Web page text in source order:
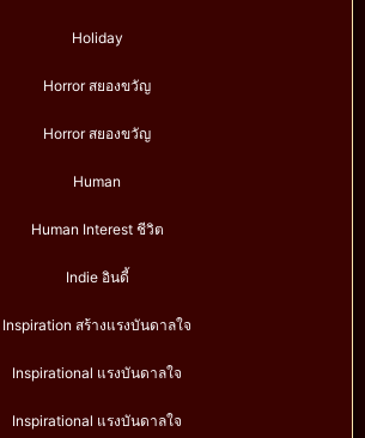
Holiday
Horror สยองขวัญ
Horror สยองขวัญ
Human
Human Interest ชีวิต
Indie อินดี้
Inspiration สร้างแรงบันดาลใจ
Inspirational แรงบันดาลใจ
Inspirational แรงบันดาลใจ